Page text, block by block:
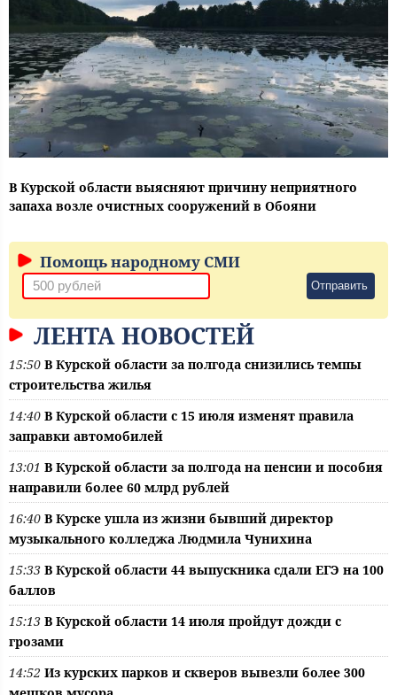
В Курской области выясняют причину неприятного
запаха возле очистных сооружений в Обояни
Помощь народному СМИ
Отправить
ЛЕНТА НОВОСТЕЙ
15:50 В Курской области за полгода снизились темпы
строительства жилья
14:40 В Курской области с 15 июля изменят правила
заправки автомобилей
13:01 В Курской области за полгода на пенсии и пособия
направили более 60 млрд рублей
16:40 В Курске ушла из жизни бывший директор
музыкального колледжа Людмила Чунихина
15:33 В Курской области 44 выпускника сдали ЕГЭ на 100
баллов
15:13 В Курской области 14 июля пройдут дожди с
грозами
14:52 Из курских парков и скверов вывезли более 300